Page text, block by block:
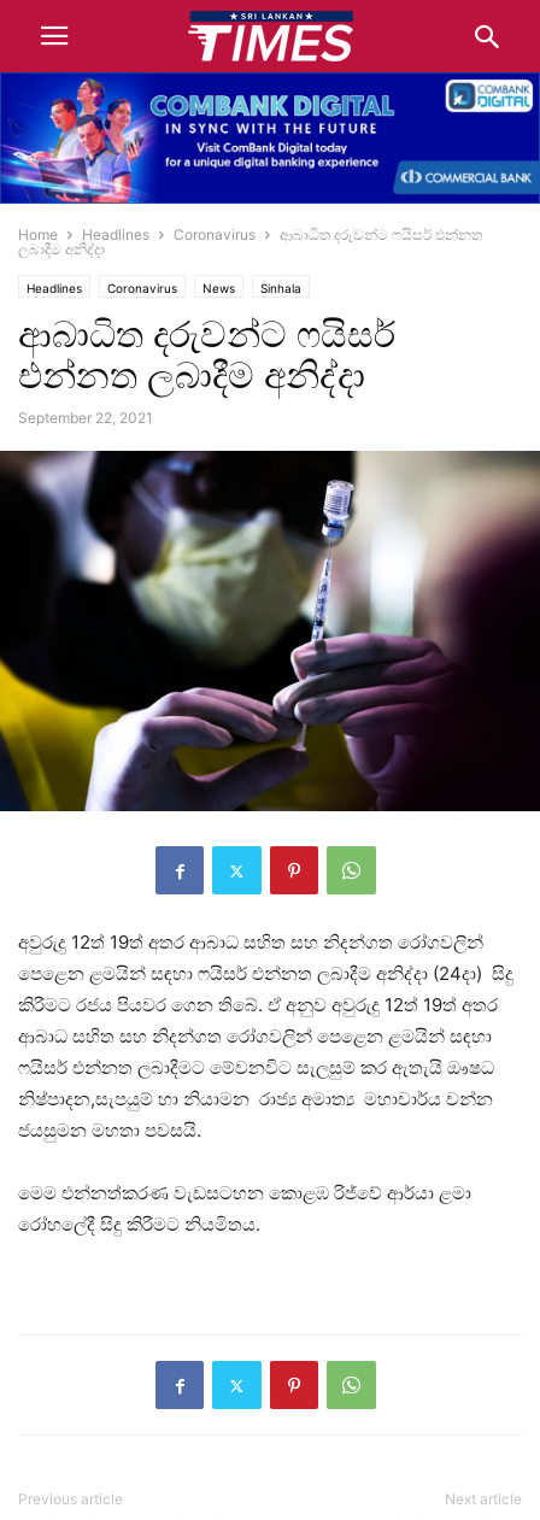
Home Headlines Coronavirus
ආබාධිත දරුවන්ට ෆයිසර් එන්නත
ලබාදීම අනිද්දා
Headlines Coronavirus News Sinhala
ආබාධිත දරුවන්ට ෆයිසර්
එන්නත ලබාදීම අනිද්දා
September 22, 2021
අවුරුදු 12ත් 19ත් අතර ආබාධ සහිත සහ නිදන්ගත රෝගවලින්
පෙළෙන ළමයින් සඳහා ෆයිසර් එන්නත ලබාදීම අනිද්දා (24දා) සිදු
කිරීමට රජය පියවර ගෙන තිබේ. ඒ අනුව අවුරුදු 12ත් 19ත් අතර
ආබාධ සහිත සහ නිදන්ගත රෝගවලින් පෙළෙන ළමයින් සඳහා
ෆයිසර් එන්නත ලබාදීමට මේවනවිට සැලසුම් කර ඇතැයි ඖෂධ
නිෂ්පාදන,සැපයුම් හා නියාමන රාජ්‍ය අමාත්‍ය මහාචාර්ය චන්න
ජයසුමන මහතා පවසයි.
මෙම එන්නත්කරණ වැඩසටහන කොළඹ රිජ්වේ ආර්යා ළමා
රෝහලේදී සිදු කිරීමට නියමිතය.
Previous article Next article